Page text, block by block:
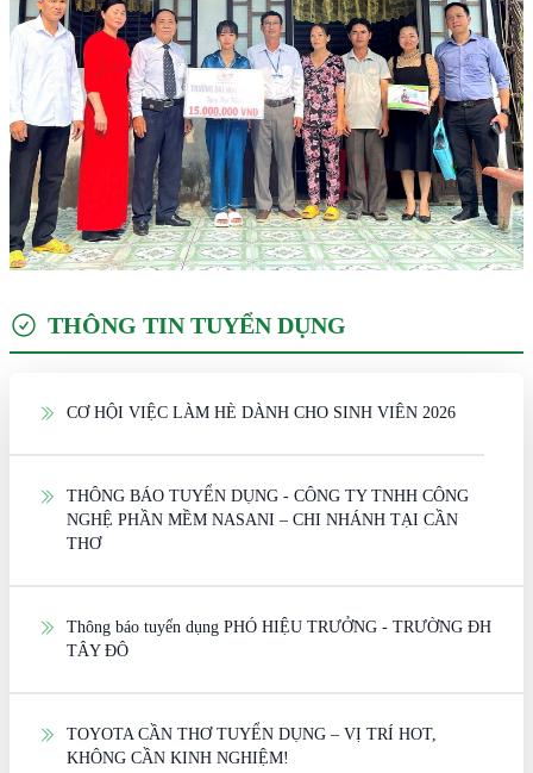
THÔNG TIN TUYỂN DỤNG
CƠ HỘI VIỆC LÀM HÈ DÀNH CHO SINH VIÊN 2026
THÔNG BÁO TUYỂN DỤNG - CÔNG TY TNHH CÔNG
NGHỆ PHẦN MỀM NASANI – CHI NHÁNH TẠI CẦN
THƠ
Thông báo tuyển dụng PHÓ HIỆU TRƯỞNG - TRƯỜNG ĐH
TÂY ĐÔ
TOYOTA CẦN THƠ TUYỂN DỤNG – VỊ TRÍ HOT,
KHÔNG CẦN KINH NGHIỆM!